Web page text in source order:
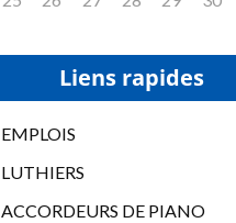
Liens rapides
EMPLOIS
LUTHIERS
ACCORDEURS DE PIANO